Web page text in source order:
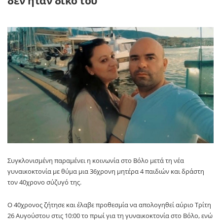
Συγκλονισμένη παραμένει η κοινωνία στο Βόλο μετά τη νέα
γυναικοκτονία με θύμα μια 36χρονη μητέρα 4 παιδιών και δράστη
τον 40χρονο σύζυγό της.
Ο 40χρονος ζήτησε και έλαβε προθεσμία να απολογηθεί αύριο Τρίτη
26 Αυγούστου στις 10:00 το πρωί για τη γυναικοκτονία στο Βόλο, ενώ